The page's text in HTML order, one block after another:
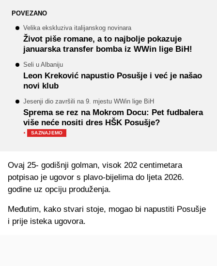
POVEZANO
Velika ekskluziva italijanskog novinara
Život piše romane, a to najbolje pokazuje
januarska transfer bomba iz WWin lige BiH!
Seli u Albaniju
Leon Kreković napustio Posušje i već je našao
novi klub
Jesenji dio završili na 9. mjestu WWin lige BiH
Sprema se rez na Mokrom Docu: Pet fudbalera
više neće nositi dres HŠK Posušje?
· SAZNAJEMO
Ovaj 25- godišnji golman, visok 202 centimetara
potpisao je ugovor s plavo-bijelima do ljeta 2026.
godine uz opciju produženja.
Međutim, kako stvari stoje, mogao bi napustiti Posušje
i prije isteka ugovora.